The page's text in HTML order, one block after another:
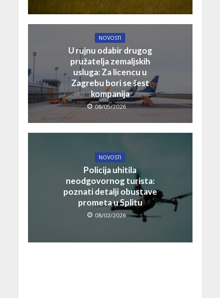
NOVOSTI
U rujnu odabir drugog
pružatelja zemaljskih
usluga: Za licencu u
Zagrebu bori se šest
kompanija
08/05/2026
NOVOSTI
Policija uhitila
neodgovornog turista:
poznati detalji obustave
prometa u Splitu
08/02/2026